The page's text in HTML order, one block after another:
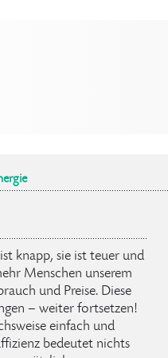
knapp, sie ist teuer und
Menschen unserem
und Preise. Diese
– weiter fortsetzen!
einfach und
bedeutet nichts